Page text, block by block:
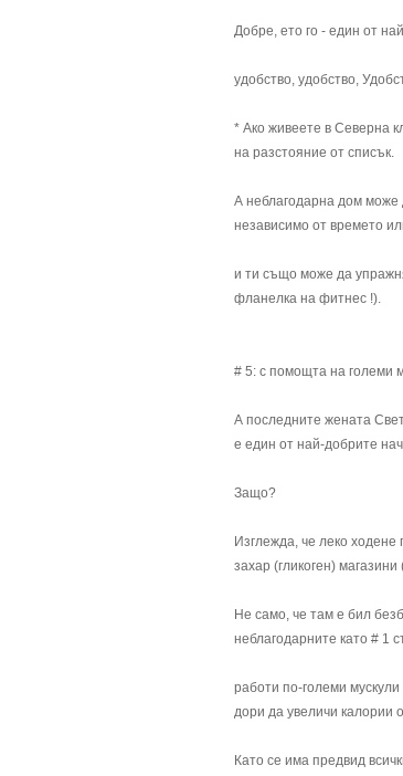
Добре, ето го - един от
удобство, удобство,
* Ако живеете в Северна
на разстояние от списък.
А неблагодарна дом може
независимо от времето
и ти също може да
фланелка на фитнес !).
# 5: с помощта на големи
А последните жената
е един от най-добрите
Защо?
Изглежда, че леко
захар (гликоген)
Не само, че там е бил
неблагодарните като # 1
работи по-големи
дори да увеличи калории
Като се има предвид